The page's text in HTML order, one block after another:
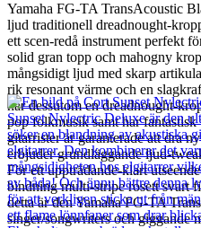
Yamaha FG-TA TransAcoustic
ljud traditionell dreadnought-
ett scen-redå instrument perfekt
solid gran topp och mahogny
mångsidigt ljud med skarp
rik resonant värme och en
har dessutom en dreadnought-
pop folkmusik samt har
gitarrister är garanterade att dra
erbjuder grundläggande ljud-
För ett uppträdande-klart
bindning multi-stripe rosett svart
detta är den Yamaha FG-TA
singer/songwriters och giggande